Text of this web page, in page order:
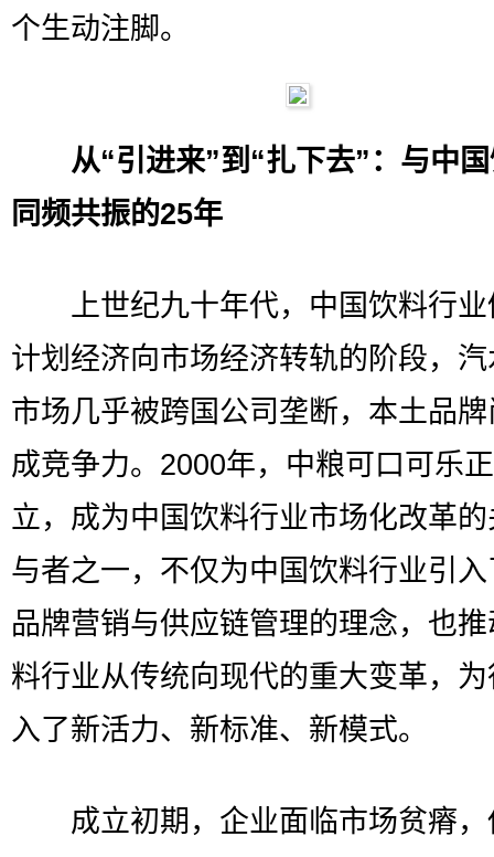
个生动注脚。
从“引进来”到“扎下去”：与中
同频共振的25年
上世纪九十年代，中国饮料行业
计划经济向市场经济转轨的阶段，
市场几乎被跨国公司垄断，本土品
成竞争力。2000年，中粮可口可乐
立，成为中国饮料行业市场化改革
与者之一，不仅为中国饮料行业引
品牌营销与供应链管理的理念，也
料行业从传统向现代的重大变革，
入了新活力、新标准、新模式。
成立初期，企业面临市场贫瘠，